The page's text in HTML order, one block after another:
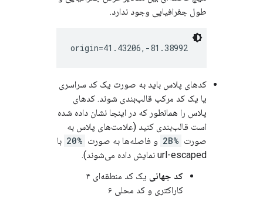
طول جغرافیایی وجود ندارد.
کدهای پلاس باید به صورت یک کد سراسری
یا یک کد مرکب قالب‌بندی شوند. کدهای
پلاس را همانطور که در اینجا نشان داده شده
است قالب‌بندی کنید (علامت‌های پلاس به
صورت %2B و فاصله‌ها به صورت %20
با
url-escaped نمایش داده می‌شوند).
کد جهانی
یک کد منطقه‌ای ۴
کاراکتری و کد محلی ۶